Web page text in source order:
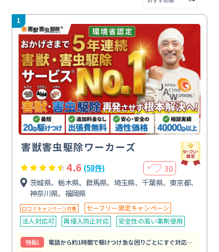
1
害獣害虫駆除ワーカーズ
4.6 (58件) ＋ 30
茨城県、栃木県、群馬県、埼玉県、千葉県、東京都、
神奈川県、福岡県
口コミキャンペーン対象
セーフリー限定キャンペーン
法人対応可
再侵入防止対応 安全性の高い薬剤使用
特⻑1
電話から約1時間で駆けつけ急な困りごとにすぐ対応してもらえる